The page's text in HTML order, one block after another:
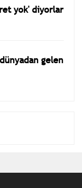
yok' diyorlar
gelen